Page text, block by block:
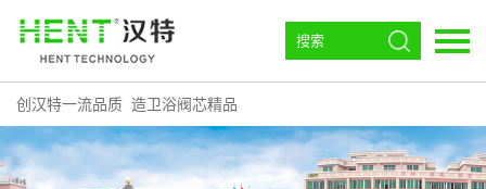
语言： EN
首页
创汉特一流品质 造卫浴阀芯精品